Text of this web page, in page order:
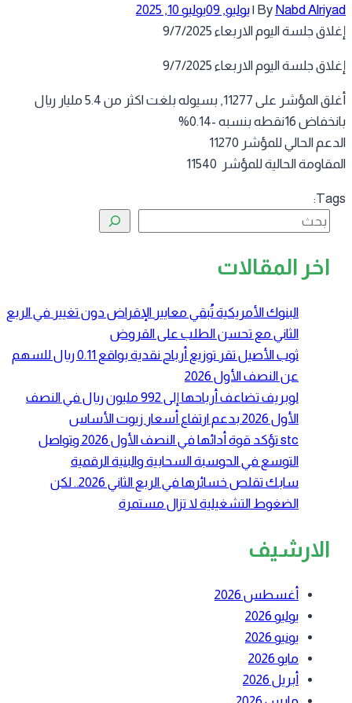
ByNabd
|يوليو, 09
يوليو 10, 2025
جلسة اليوم الاربعاء 9/7/2025
جلسة اليوم الاربعاء 9/7/2025
أغلق المؤشر على 11277, بسيوله بلغت اكثر من 5.4 مليار ريال
16نقطه بنسبه -0.14%
الحالي للمؤشر 11270
الحالية للمؤشر 11540
البحث
اخر المقالات
البنوك الأمريكية تُبقي معايير الإقراض دون تغيير في الربع
الثاني مع تحسن الطلب على القروض
ثوب الأصيل تقر توزيع أرباح نقدية بواقع 0.11 ريال للسهم
عن النصف الأول 2026
لوبريف تضاعف أرباحها إلى 992 مليون ريال في النصف
الأول 2026 بدعم ارتفاع أسعار زيوت الأساس
stc تؤكد قوة أدائها في النصف الأول 2026 وتواصل
التوسع في الحوسبة السحابية والبنية الرقمية
سابك تقلص خسائرها في الربع الثاني 2026.. لكن
الضغوط التشغيلية لا تزال مستمرة
الارشيف
أغسطس 2026
يوليو 2026
يونيو 2026
مايو 2026
أبريل 2026